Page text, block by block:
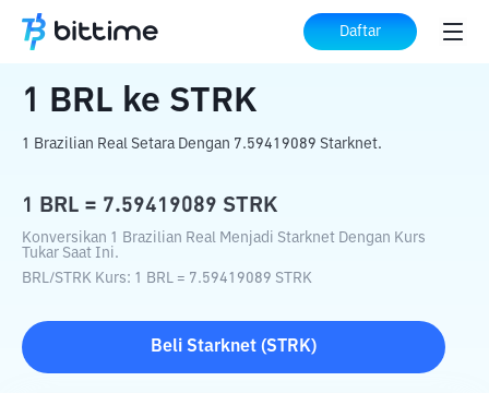
Daftar
Beranda Konverter Kripto ke STRK
1 BRL ke STRK
1 Brazilian Real Setara Dengan 7.59419089 Starknet.
1 BRL = 7.59419089 STRK
Konversikan 1 Brazilian Real Menjadi Starknet Dengan Kurs
Tukar Saat Ini.
BRL/STRK Kurs: 1 BRL = 7.59419089 STRK
Beli Starknet (STRK)